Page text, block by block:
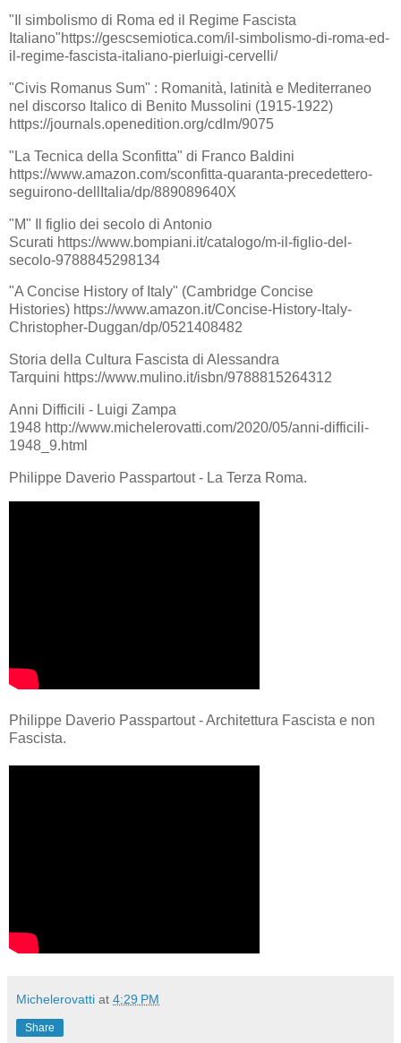
"Il simbolismo di Roma ed il Regime Fascista
Italiano"https://gescsemiotica.com/il-simbolismo-di-roma-ed-
il-regime-fascista-italiano-pierluigi-cervelli/
"Civis Romanus Sum" : Romanità, latinità e Mediterraneo
nel discorso Italico di Benito Mussolini (1915-1922)
https://journals.openedition.org/cdlm/9075
"La Tecnica della Sconfitta" di Franco Baldini
https://www.amazon.com/sconfitta-quaranta-precedettero-
seguirono-dellItalia/dp/889089640X
"M" Il figlio dei secolo di Antonio
Scurati https://www.bompiani.it/catalogo/m-il-figlio-del-
secolo-9788845298134
"A Concise History of Italy" (Cambridge Concise
Histories) https://www.amazon.it/Concise-History-Italy-
Christopher-Duggan/dp/0521408482
Storia della Cultura Fascista di Alessandra
Tarquini https://www.mulino.it/isbn/9788815264312
Anni Difficili - Luigi Zampa
1948 http://www.michelerovatti.com/2020/05/anni-difficili-
1948_9.html
Philippe Daverio Passpartout - La Terza Roma.
Philippe Daverio Passpartout - Architettura Fascista e non
Fascista.
Michelerovatti at 4:29 PM
Share